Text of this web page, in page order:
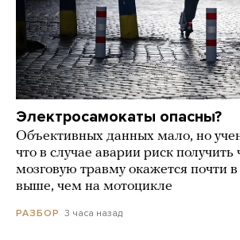
Электросамокаты опасны?
Объективных данных мало, но
что в случае аварии риск получить
мозговую травму окажется почти
выше, чем на мотоцикле
РАЗБОР 3 часа назад